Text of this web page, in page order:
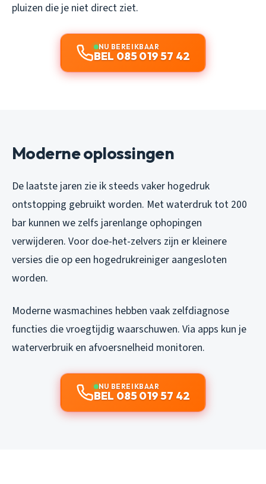
pluizen die je niet direct ziet.
NU BEREIKBAAR
BEL 085 019 57 42
Moderne oplossingen
De laatste jaren zie ik steeds vaker hogedruk
ontstopping gebruikt worden. Met waterdruk tot 200
bar kunnen we zelfs jarenlange ophopingen
verwijderen. Voor doe-het-zelvers zijn er kleinere
versies die op een hogedrukreiniger aangesloten
worden.
Moderne wasmachines hebben vaak zelfdiagnose
functies die vroegtijdig waarschuwen. Via apps kun je
waterverbruik en afvoersnelheid monitoren.
NU BEREIKBAAR
BEL 085 019 57 42